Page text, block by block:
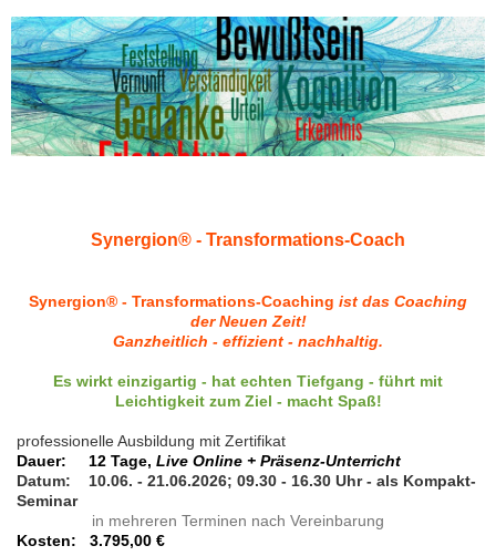
Synergion® - Transformations-Coach
Synergion® - Transformations-Coaching ist das Coaching
der Neuen Zeit!
Ganzheitlich - effizient - nachhaltig.
Es wirkt einzigartig - hat echten Tiefgang - führt mit
Leichtigkeit zum Ziel - macht Spaß!
professionelle Ausbildung mit Zertifikat
Dauer: 12 Tage, Live Online + Präsenz-Unterricht
Datum:
10.06. - 21.06.2026; 09.30 - 16.30 Uhr - als Kompakt-
Seminar
in mehreren Terminen nach Vereinbarung
Kosten: 3.795,00 €